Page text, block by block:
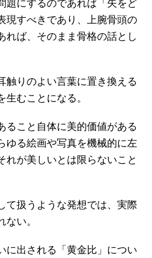
題にするのであれば「矢をど
現すべきであり、上腕骨頭の
れば、そのまま骨格の話とし
触りのよい言葉に置き換える
生むことになる。
ること自体に美的価値がある
ゆる絵画や写真を機械的に左
れが美しいとは限らないこと
て扱うような発想では、実際
い。
に出される「黄金比」につい